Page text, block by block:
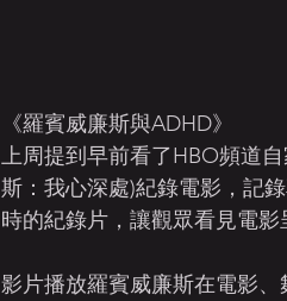
《羅賓威廉斯與ADHD》
上周提到早前看了HBO頻道
斯：我心深處)紀錄電影，記
時的紀錄片，讓觀眾看見電影
影片播放羅賓威廉斯在電影